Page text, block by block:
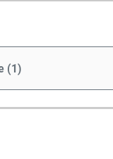
(1)